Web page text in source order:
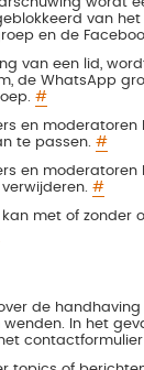
van het
en de
van een lid,
de WhatsApp
#
en
te passen. #
en
#
met of zonder
de
In het